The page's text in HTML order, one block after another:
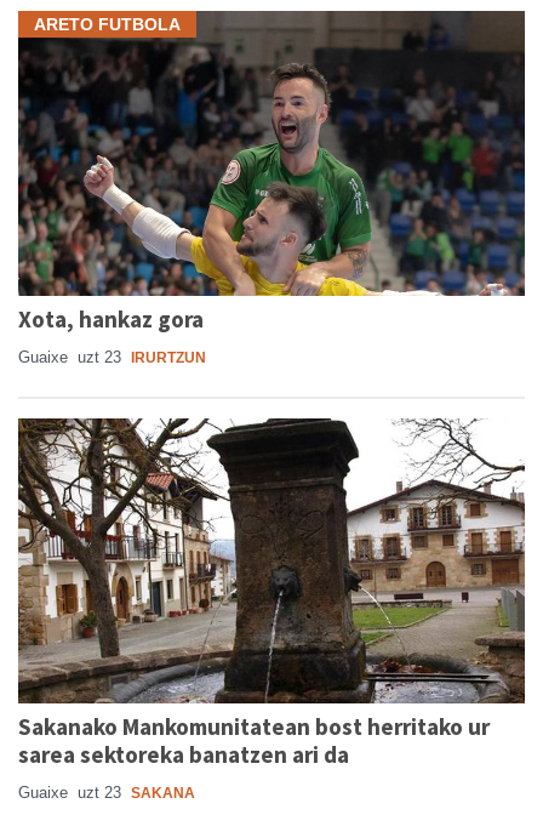
ARETO FUTBOLA
Xota, hankaz gora
Guaixe uzt 23 IRURTZUN
Sakanako Mankomunitatean bost herritako ur
sarea sektoreka banatzen ari da
Guaixe uzt 23 SAKANA